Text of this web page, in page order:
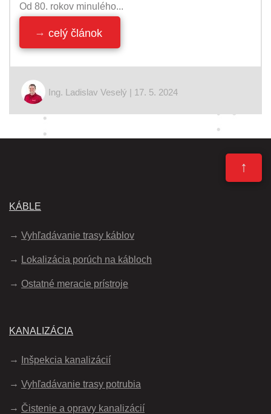
Od 80. rokov minulého...
celý článok
Ing. Ladislav Veselý | 17. 5. 2024
↑
KÁBLE
Vyhľadávanie trasy káblov
Lokalizácia porúch na kábloch
Ostatné meracie prístroje
KANALIZÁCIA
Inšpekcia kanalizácií
Vyhľadávanie trasy potrubia
Čistenie a opravy kanalizácií